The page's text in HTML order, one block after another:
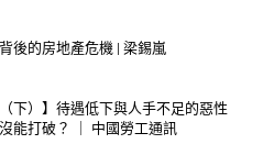
後的房地產危機 | 梁錫嵐
下）】待遇低下與人手不足的惡性
能打破？ ｜ 中國勞工通訊